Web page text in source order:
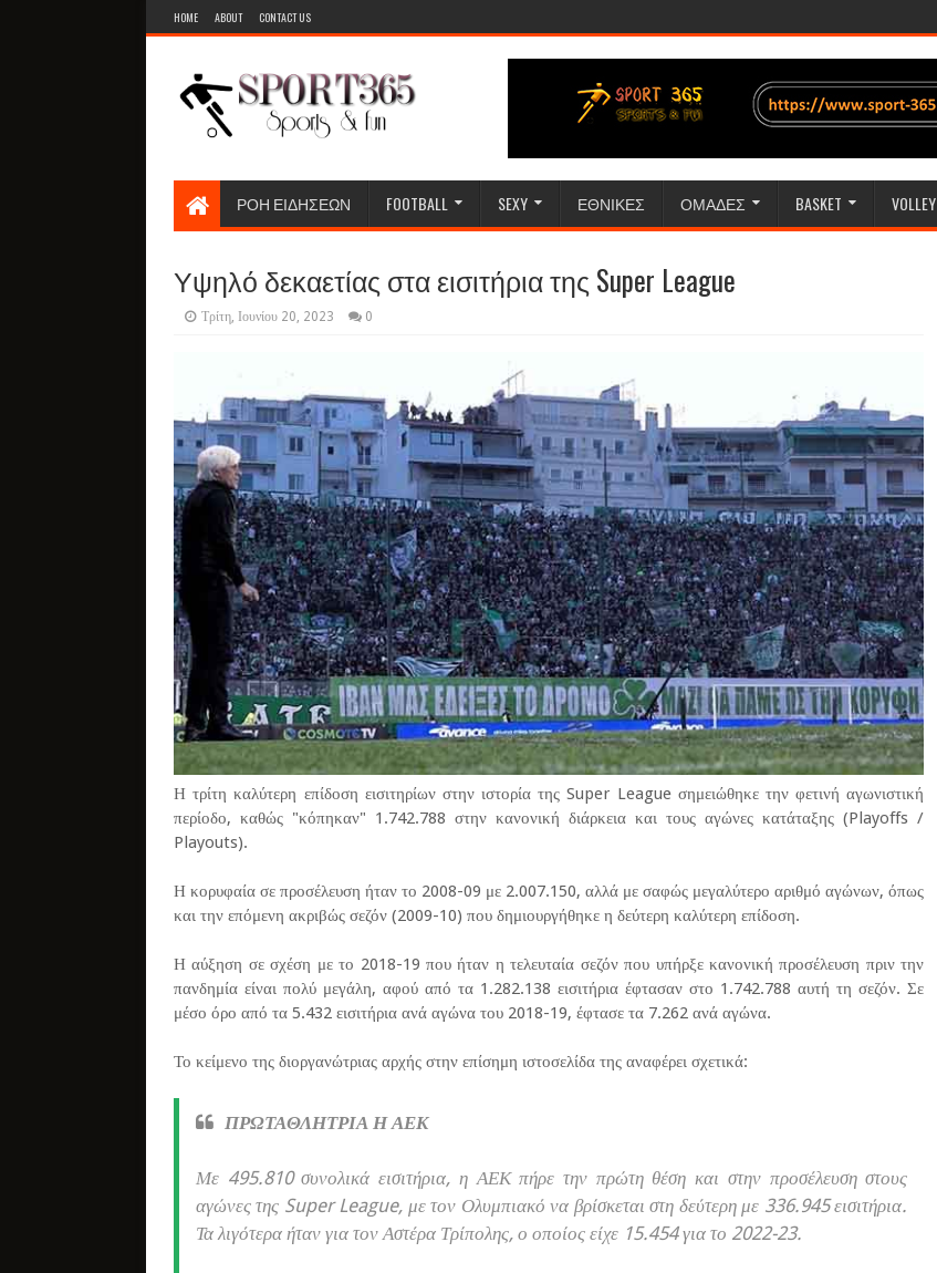
HOME ABOUT CONTACT US
ΡΟΗ ΕΙΔΗΣΕΩΝ FOOTBALL SEXY ΕΘΝΙΚΕΣ ΟΜΑΔΕΣ BASKET VOLLEY
Υψηλό δεκαετίας στα εισιτήρια της Super League
Τρίτη, Ιουνίου 20, 2023 0
Η τρίτη καλύτερη επίδοση εισιτηρίων στην ιστορία της Super League σημειώθηκε την φετινή αγωνιστική
περίοδο, καθώς "κόπηκαν" 1.742.788 στην κανονική διάρκεια και τους αγώνες κατάταξης (Playoffs /
Playouts).
Η κορυφαία σε προσέλευση ήταν το 2008-09 με 2.007.150, αλλά με σαφώς μεγαλύτερο αριθμό αγώνων, όπως
και την επόμενη ακριβώς σεζόν (2009-10) που δημιουργήθηκε η δεύτερη καλύτερη επίδοση.
Η αύξηση σε σχέση με το 2018-19 που ήταν η τελευταία σεζόν που υπήρξε κανονική προσέλευση πριν την
πανδημία είναι πολύ μεγάλη, αφού από τα 1.282.138 εισιτήρια έφτασαν στο 1.742.788 αυτή τη σεζόν. Σε
μέσο όρο από τα 5.432 εισιτήρια ανά αγώνα του 2018-19, έφτασε τα 7.262 ανά αγώνα.
Το κείμενο της διοργανώτριας αρχής στην επίσημη ιστοσελίδα της αναφέρει σχετικά:
ΠΡΩΤΑΘΛΗΤΡΙΑ Η ΑΕΚ
Με 495.810 συνολικά εισιτήρια, η ΑΕΚ πήρε την πρώτη θέση και στην προσέλευση στους
αγώνες της Super League, με τον Ολυμπιακό να βρίσκεται στη δεύτερη με 336.945 εισιτήρια.
Τα λιγότερα ήταν για τον Αστέρα Τρίπολης, ο οποίος είχε 15.454 για το 2022-23.